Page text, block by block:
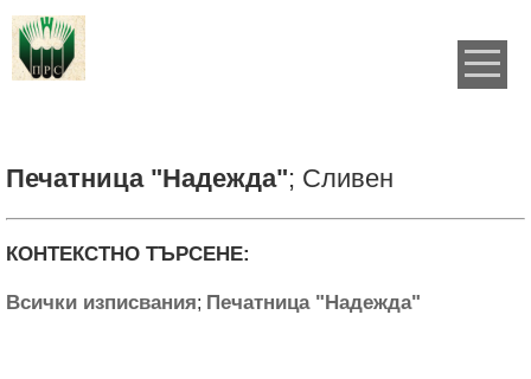
Печатница "Надежда"; Сливен
КОНТЕКСТНО ТЪРСЕНЕ:
Всички изписвания; Печатница "Надежда"